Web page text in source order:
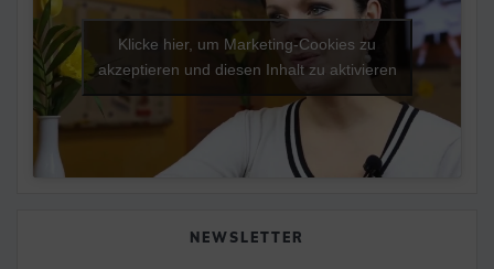
Klicke hier, um Marketing-Cookies zu
akzeptieren und diesen Inhalt zu aktivieren
NEWSLETTER